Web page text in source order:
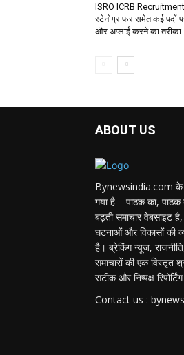
ISRO ICRB
स्टेनोग्राफर समेत कई पदों
और अप्लाई करने का तरीका
ABOUT US
Bynewsindia.com के
गया है – पाठक का, पाठक
बढ़ती समाचार वेबसाइट
घटनाओं और विकासों की
है। ब्रेकिंग न्यूज,
समाचारों की एक
सटीक और निष्पक्ष
Contact us :